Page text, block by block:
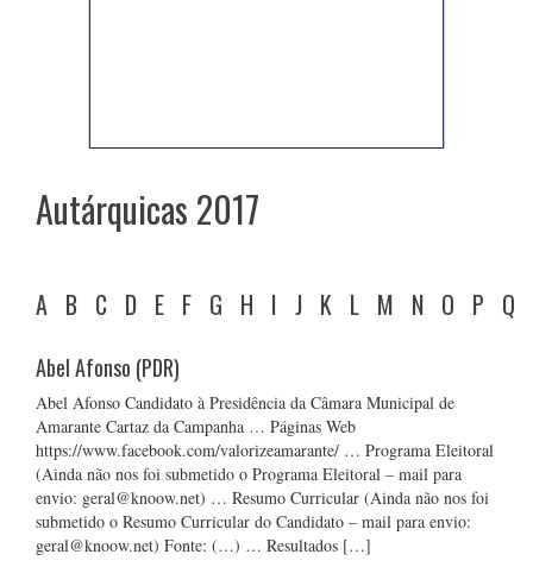
Autárquicas 2017
A B C D E F G H I J K L M N O P Q
Abel Afonso (PDR)
Abel Afonso Candidato à Presidência da Câmara Municipal de
Amarante Cartaz da Campanha … Páginas Web
https://www.facebook.com/valorizeamarante/ … Programa Eleitoral
(Ainda não nos foi submetido o Programa Eleitoral – mail para
envio: geral@knoow.net) … Resumo Curricular (Ainda não nos foi
submetido o Resumo Curricular do Candidato – mail para envio:
geral@knoow.net) Fonte: (…) … Resultados […]